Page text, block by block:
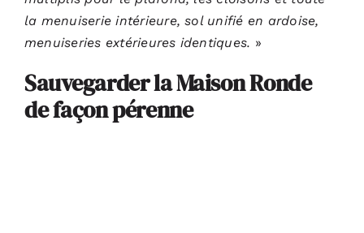
la menuiserie intérieure, sol unifié en ardoise,
menuiseries extérieures identiques. »
Sauvegarder la Maison Ronde
de façon pérenne